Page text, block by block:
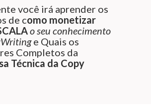
você irá aprender os
de como monetizar
o seu conhecimento
e Quais os
Completos da
Técnica da Copy